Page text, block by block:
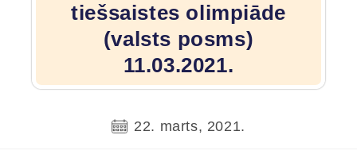
tiešsaistes olimpiāde
(valsts posms)
11.03.2021.
22. marts, 2021.